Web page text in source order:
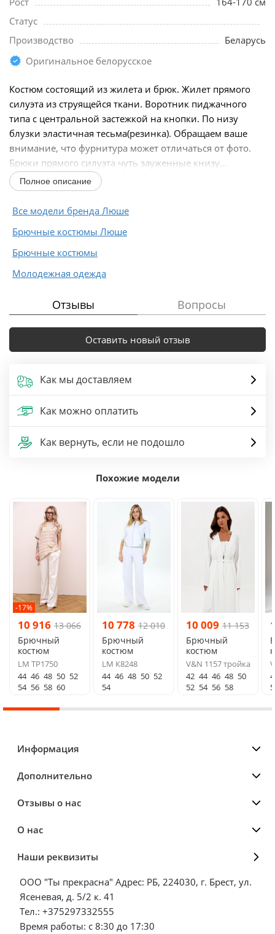
Статус
Производство
Беларусь
Оригинальное белорусское
Костюм состоящий из жилета и брюк. Жилет прямого
силуэта из струящейся ткани. Воротник пиджачного
типа с центральной застежкой на кнопки. По низу
блузки эластичная тесьма(резинка). Обращаем ваше
внимание, что фурнитура может отличаться от фото.
Брюки прямого силуэта чуть зауженные книзу...
Полное описание
Все модели бренда Люше
Брючные костюмы Люше
Брючные костюмы
Молодежная одежда
Отзывы Вопросы
Оставить новый отзыв
Как мы доставляем
Как можно оплатить
Как вернуть, если не подошло
Похожие модели
-17%
10 916 13 066
Брючный
костюм
LM TP1750
44 46 48 50 52
54 56 58 60
10 778 12 010
Брючный
костюм
LM К8248
44 46 48 50 52
54
10 009 11 153
Брючный
костюм
V&N 1157 тройка
42 44 46 48 50
52 54 56 58
Информация
Дополнительно
Отзывы о нас
О нас
Наши реквизиты
ООО "Ты прекрасна" Адрес: РБ, 224030, г. Брест, ул.
Ясеневая, д. 5/2 к. 41
Тел.: +375297332555
Время работы: с 8:30 до 17:30